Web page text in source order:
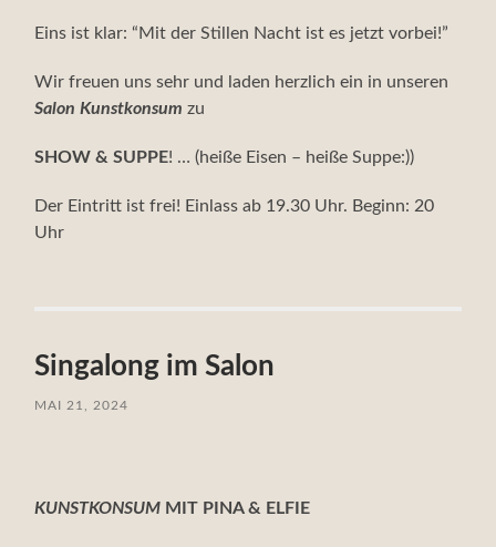
Eins ist klar: “Mit der Stillen Nacht ist es jetzt vorbei!”
Wir freuen uns sehr und laden herzlich ein in unseren
Salon Kunstkonsum zu
SHOW & SUPPE! … (heiße Eisen – heiße Suppe:))
Der Eintritt ist frei! Einlass ab 19.30 Uhr. Beginn: 20
Uhr
Singalong im Salon
MAI 21, 2024
KUNSTKONSUM MIT PINA & ELFIE